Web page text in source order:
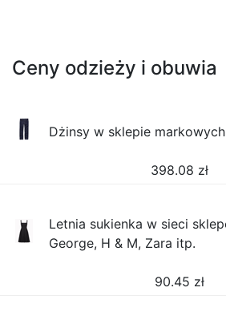
Ceny odzieży i obuwia
Dżinsy w sklepie
398.08 zł
Letnia sukienka w sieci
George, H & M, Zara itp.
90.45 zł